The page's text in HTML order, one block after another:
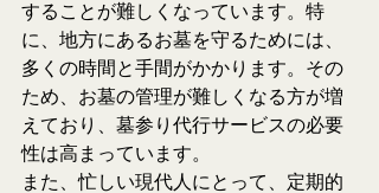
することが難しくなっています。特
に、地方にあるお墓を守るためには、
多くの時間と手間がかかります。その
ため、お墓の管理が難しくなる方が増
えており、墓参り代行サービスの必要
性は高まっています。
また、忙しい現代人にとって、定期的